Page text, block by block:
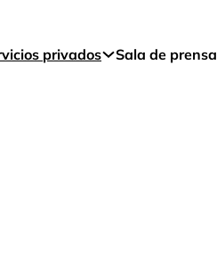
privados Sala de prensa